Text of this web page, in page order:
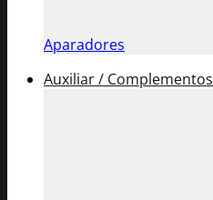
Aparadores
Auxiliar / Complementos